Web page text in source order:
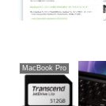
MacBook Pro